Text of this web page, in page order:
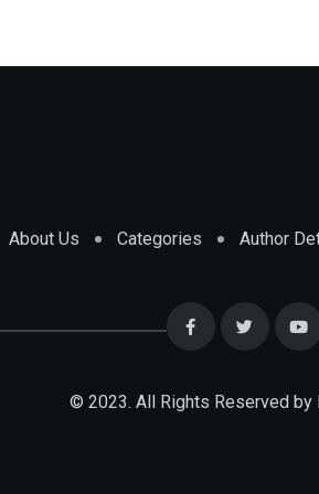
About Us Categories Author
© 2023. All Rights Reserved by